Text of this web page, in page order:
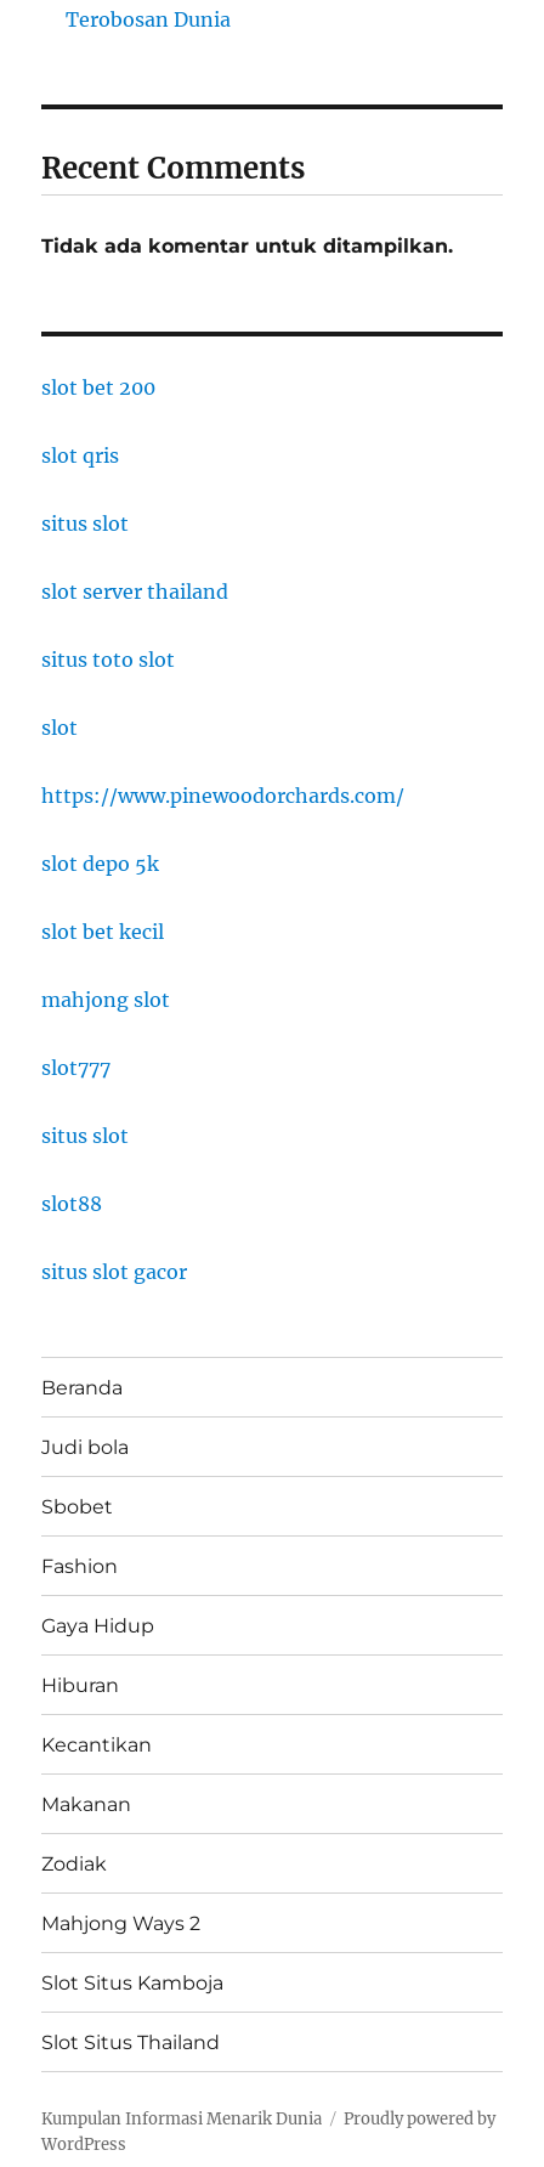
Terobosan Dunia
Recent Comments
Tidak ada komentar untuk ditampilkan.
slot bet 200
slot qris
situs slot
slot server thailand
situs toto slot
slot
https://www.pinewoodorchards.com/
slot depo 5k
slot bet kecil
mahjong slot
slot777
situs slot
slot88
situs slot gacor
Beranda
Judi bola
Sbobet
Fashion
Gaya Hidup
Hiburan
Kecantikan
Makanan
Zodiak
Mahjong Ways 2
Slot Situs Kamboja
Slot Situs Thailand
Kumpulan Informasi Menarik Dunia
Proudly powered by
WordPress